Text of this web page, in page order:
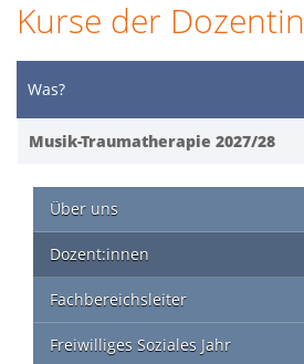
Kurse der Dozentin
Was?
Musik-Traumatherapie 2027/28
Über uns
Dozent:innen
Fachbereichsleiter
Freiwilliges Soziales Jahr